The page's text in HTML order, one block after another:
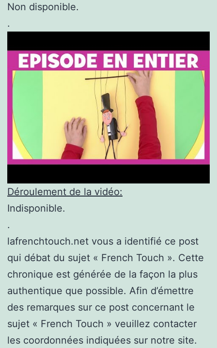
Non disponible.
.
Déroulement de la vidéo:
Indisponible.
.
lafrenchtouch.net vous a identifié ce post
qui débat du sujet « French Touch ». Cette
chronique est générée de la façon la plus
authentique que possible. Afin d’émettre
des remarques sur ce post concernant le
sujet « French Touch » veuillez contacter
les coordonnées indiquées sur notre site.